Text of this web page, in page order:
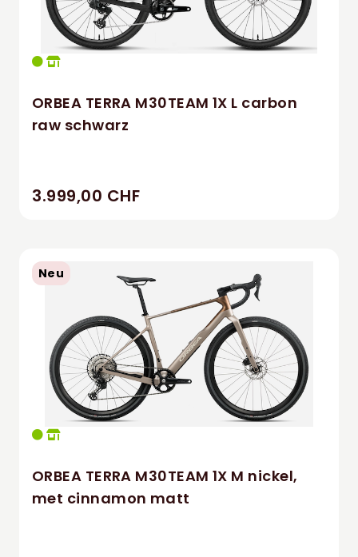
ORBEA TERRA M30TEAM 1X L carbon
raw schwarz
3.999,00 CHF
Neu
ORBEA TERRA M30TEAM 1X M nickel,
met cinnamon matt